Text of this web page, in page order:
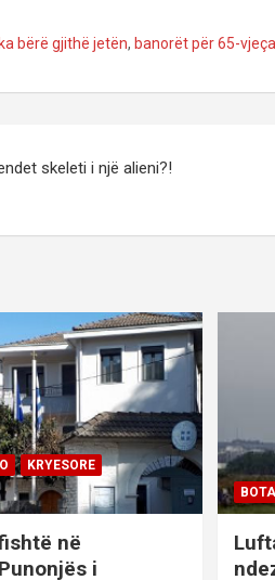
bërë gjithë jetën, banorët për 65-
skeleti i një alieni?!
KRYESORE
në
i
BOTA